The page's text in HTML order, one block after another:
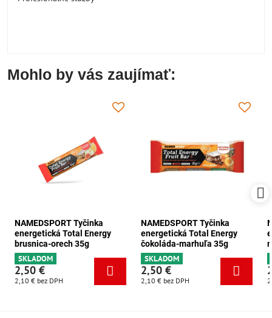
Mohlo by vás zaujímať:
NAMEDSPORT Tyčinka
energetická Total Energy
brusnica-orech 35g
SKLADOM
2,50 €
2,10 € bez DPH
NAMEDSPORT Tyčinka
energetická Total Energy
čokoláda-marhuľa 35g
SKLADOM
2,50 €
2,10 € bez DPH